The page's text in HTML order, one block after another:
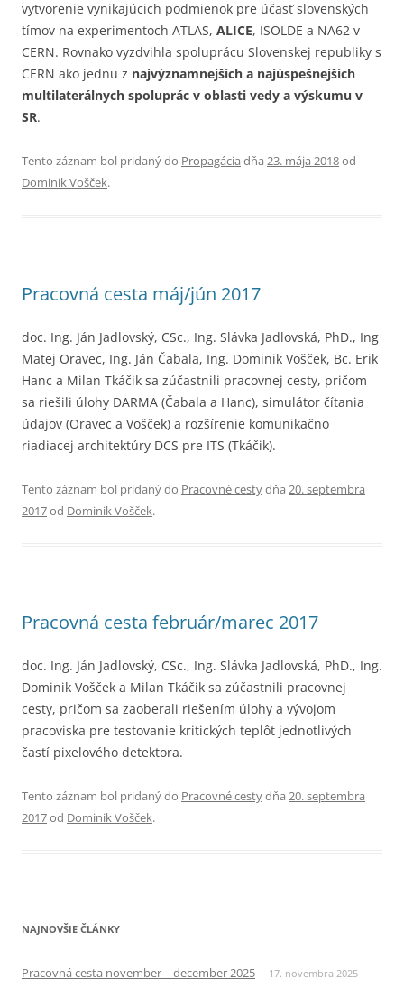
vytvorenie vynikajúcich podmienok pre účasť slovenských
tímov na experimentoch ATLAS, ALICE, ISOLDE a NA62 v
CERN. Rovnako vyzdvihla spoluprácu Slovenskej republiky s
CERN ako jednu z najvýznamnejších a najúspešnejších
multilaterálnych spoluprác v oblasti vedy a výskumu v
SR.
Tento záznam bol pridaný do Propagácia dňa 23. mája 2018od
Dominik Vošček.
Pracovná cesta máj/jún 2017
doc. Ing. Ján Jadlovský, CSc., Ing. Slávka Jadlovská, PhD., Ing
Matej Oravec, Ing. Ján Čabala, Ing. Dominik Vošček, Bc. Erik
Hanc a Milan Tkáčik sa zúčastnili pracovnej cesty, pričom
sa riešili úlohy DARMA (Čabala a Hanc), simulátor čítania
údajov (Oravec a Vošček) a rozšírenie komunikačno
riadiacej architektúry DCS pre ITS (Tkáčik).
Tento záznam bol pridaný do Pracovné cestydňa 20. septembra
2017od Dominik Vošček.
Pracovná cesta február/marec 2017
doc. Ing. Ján Jadlovský, CSc., Ing. Slávka Jadlovská, PhD., Ing.
Dominik Vošček a Milan Tkáčik sa zúčastnili pracovnej
cesty, pričom sa zaoberali riešením úlohy a vývojom
pracoviska pre testovanie kritických teplôt jednotlivých
častí pixelového detektora.
Tento záznam bol pridaný do Pracovné cestydňa 20. septembra
2017od Dominik Vošček.
NAJNOVŠIE ČLÁNKY
Pracovná cesta november – december 2025 17. novembra 2025